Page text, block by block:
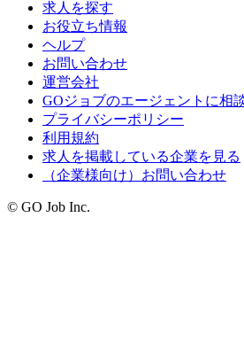
求人を探す
お役立ち情報
ヘルプ
お問い合わせ
運営会社
GOジョブのエージェントに相
プライバシーポリシー
利用規約
求人を掲載している企業を見る
（企業様向け）お問い合わせ
© GO Job Inc.